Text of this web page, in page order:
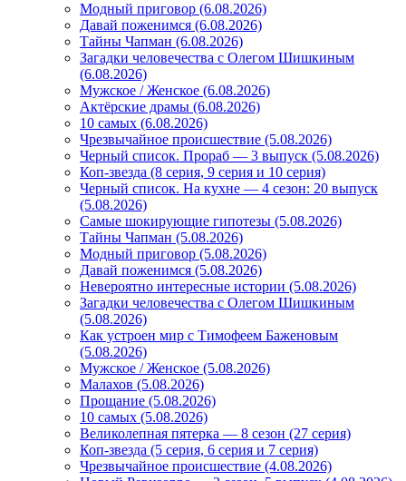
Модный приговор (6.08.2026)
Давай поженимся (6.08.2026)
Тайны Чапман (6.08.2026)
Загадки человечества с Олегом Шишкиным
(6.08.2026)
Мужское / Женское (6.08.2026)
Актёрские драмы (6.08.2026)
10 самых (6.08.2026)
Чрезвычайное происшествие (5.08.2026)
Черный список. Прораб — 3 выпуск (5.08.2026)
Коп-звезда (8 серия, 9 серия и 10 серия)
Черный список. На кухне — 4 сезон: 20 выпуск
(5.08.2026)
Самые шокирующие гипотезы (5.08.2026)
Тайны Чапман (5.08.2026)
Модный приговор (5.08.2026)
Давай поженимся (5.08.2026)
Невероятно интересные истории (5.08.2026)
Загадки человечества с Олегом Шишкиным
(5.08.2026)
Как устроен мир с Тимофеем Баженовым
(5.08.2026)
Мужское / Женское (5.08.2026)
Малахов (5.08.2026)
Прощание (5.08.2026)
10 самых (5.08.2026)
Великолепная пятерка — 8 сезон (27 серия)
Коп-звезда (5 серия, 6 серия и 7 серия)
Чрезвычайное происшествие (4.08.2026)